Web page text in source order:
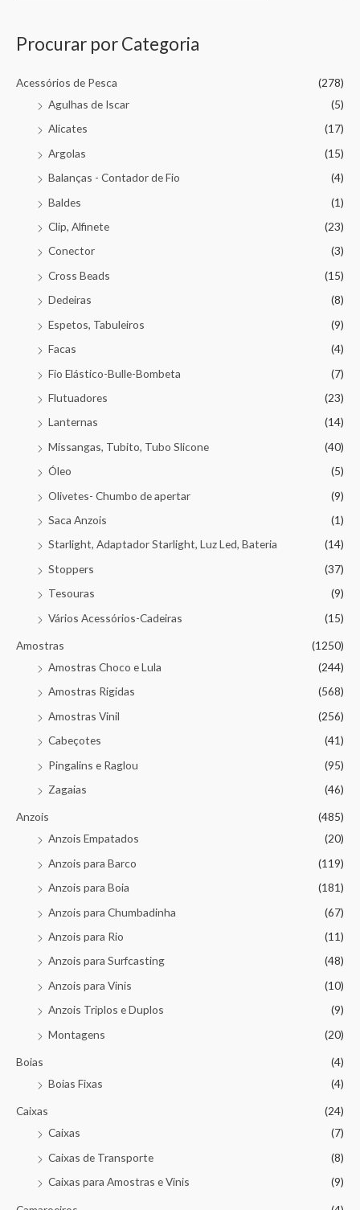
Procurar por Categoria
Acessórios de Pesca
(278)
Agulhas de Iscar
(5)
Alicates
(17)
Argolas
(15)
Balanças - Contador de Fio
(4)
Baldes
(1)
Clip, Alfinete
(23)
Conector
(3)
Cross Beads
(15)
Dedeiras
(8)
Espetos, Tabuleiros
(9)
Facas
(4)
Fio Elástico-Bulle-Bombeta
(7)
Flutuadores
(23)
Lanternas
(14)
Missangas, Tubito, Tubo Slicone
(40)
Óleo
(5)
Olivetes- Chumbo de apertar
(9)
Saca Anzois
(1)
Starlight, Adaptador Starlight, Luz Led, Bateria
(14)
Stoppers
(37)
Tesouras
(9)
Vários Acessórios-Cadeiras
(15)
Amostras
(1250)
Amostras Choco e Lula
(244)
Amostras Rigidas
(568)
Amostras Vinil
(256)
Cabeçotes
(41)
Pingalins e Raglou
(95)
Zagaias
(46)
Anzois
(485)
Anzois Empatados
(20)
Anzois para Barco
(119)
Anzois para Boia
(181)
Anzois para Chumbadinha
(67)
Anzois para Rio
(11)
Anzois para Surfcasting
(48)
Anzois para Vinis
(10)
Anzois Triplos e Duplos
(9)
Montagens
(20)
Boias
(4)
Boias Fixas
(4)
Caixas
(24)
Caixas
(7)
Caixas de Transporte
(8)
Caixas para Amostras e Vinis
(9)